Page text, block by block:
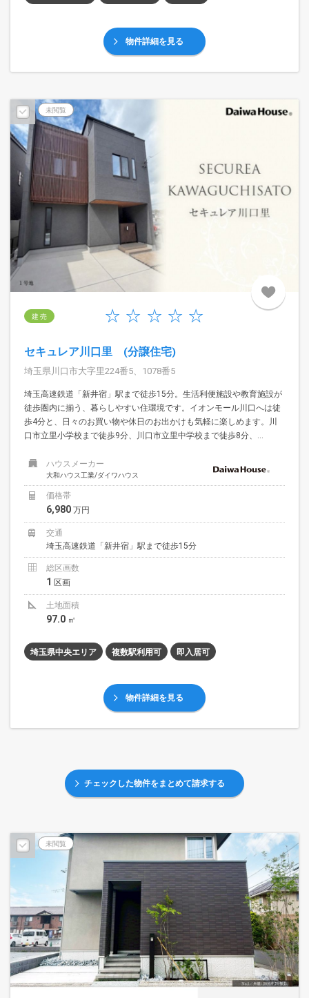
物件詳細を見る
未閲覧
建 売
セキュレア川口里 (分譲住宅)
埼玉県川口市大字里224番5、1078番5
埼玉高速鉄道「新井宿」駅まで徒歩15分。生活利便施設や教育施設が
徒歩圏内に揃う、暮らしやすい住環境です。イオンモール川口へは徒
歩4分と、日々のお買い物や休日のお出かけも気軽に楽しめます。川
口市立里小学校まで徒歩9分、川口市立里中学校まで徒歩8分、...
ハウスメーカー
大和ハウス工業/ダイワハウス
価格帯
6,980 万円
交通
埼玉高速鉄道「新井宿」駅まで徒歩15分
総区画数
1 区画
土地面積
97.0 ㎡
埼玉県中央エリア 複数駅利用可 即入居可
物件詳細を見る
チェックした物件をまとめて請求する
未閲覧